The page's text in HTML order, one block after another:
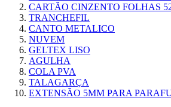
CARTÃO CINZENTO FOLHAS
TRANCHEFIL
CANTO METALICO
NUVEM
GELTEX LISO
AGULHA
COLA PVA
TALAGARÇA
EXTENSÃO 5MM PARA